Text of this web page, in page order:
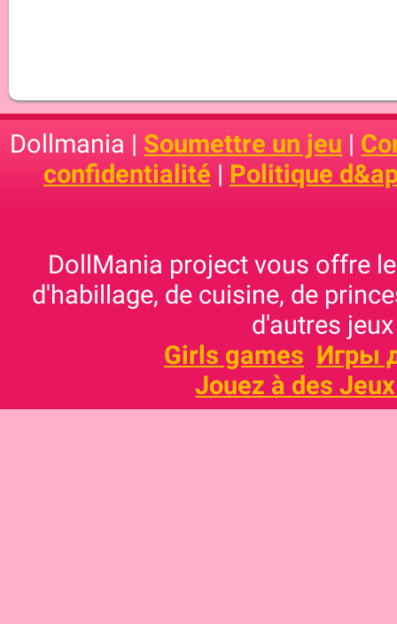
Dollmania | Soumettre un jeu |
confidentialité | Politique
DollMania project vous offre
d'habillage, de cuisine, de
d'autres
Girls games Игры
Jouez à des